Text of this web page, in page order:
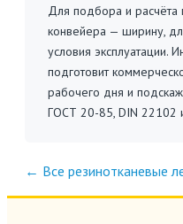
Для подбора и
конвейера — ширину,
условия эксплуатации.
подготовит
рабочего дня и
ГОСТ 20-85, DIN 22102
← Все резинотканевые